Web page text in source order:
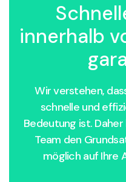
innerhalb
Wir verstehen,
schnelle und
Bedeutung ist.
Team den
möglich auf Ihre